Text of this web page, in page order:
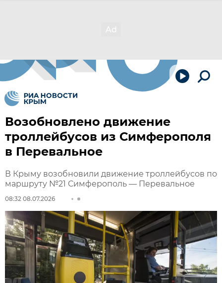
Возобновлено движение
троллейбусов из Симферополя
в Перевальное
В Крыму возобновили движение троллейбусов по
маршруту №21 Симферополь — Перевальное
08:32 08.07.2026